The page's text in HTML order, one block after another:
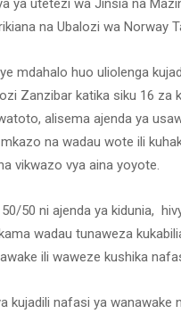
ya utetezi wa Jinsia na
na Ubalozi wa Norway
mdahalo huo uliolenga
Zanzibar katika siku 16 za
alisema ajenda ya
na wadau wote ili
vikwazo vya aina yoyote.
50/50 ni ajenda ya kidunia,
wadau tunaweza
ili waweze kushika
kujadili nafasi ya wanawake